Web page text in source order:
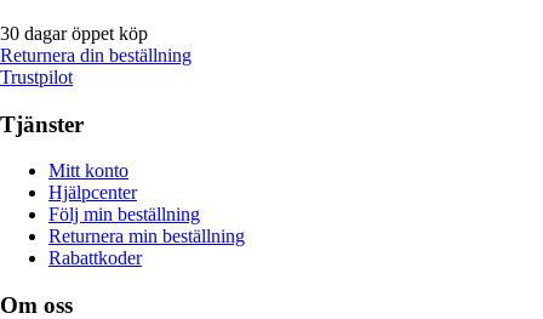
30 dagar öppet köp
Returnera din beställning
Trustpilot
Tjänster
Mitt konto
Hjälpcenter
Följ min beställning
Returnera min beställning
Rabattkoder
Om oss